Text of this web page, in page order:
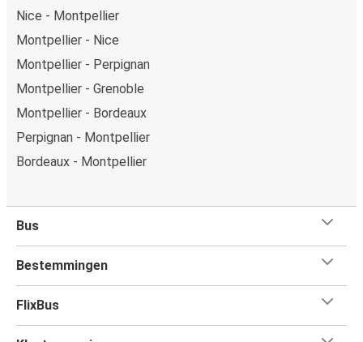
Nice - Montpellier
Montpellier - Nice
Montpellier - Perpignan
Montpellier - Grenoble
Montpellier - Bordeaux
Perpignan - Montpellier
Bordeaux - Montpellier
Bus
Bestemmingen
FlixBus